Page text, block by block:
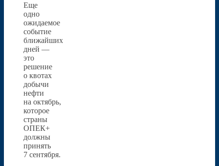
Еще
одно
ожидаемое
событие
ближайших
дней —
это
решение
о квотах
добычи
нефти
на октябрь,
которое
страны
ОПЕК+
должны
принять
7 сентября.